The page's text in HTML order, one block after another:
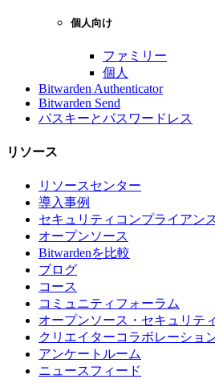
個人向け
ファミリー
個人
Bitwarden Authenticator
Bitwarden Send
パスキーとパスワードレス
リソース
リソースセンター
導入事例
セキュリティコンプライアン
オープンソース
Bitwardenを比較
ブログ
コース
コミュニティフォーラム
オープンソース・セキュリテ
クリエイターコラボレーショ
アンケートルーム
ニュースフィード